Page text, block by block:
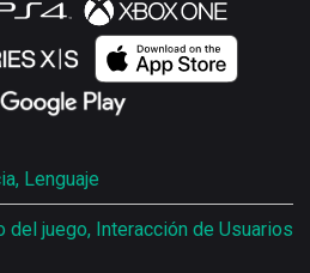
Lenguaje
del juego, Interacción de Usuarios